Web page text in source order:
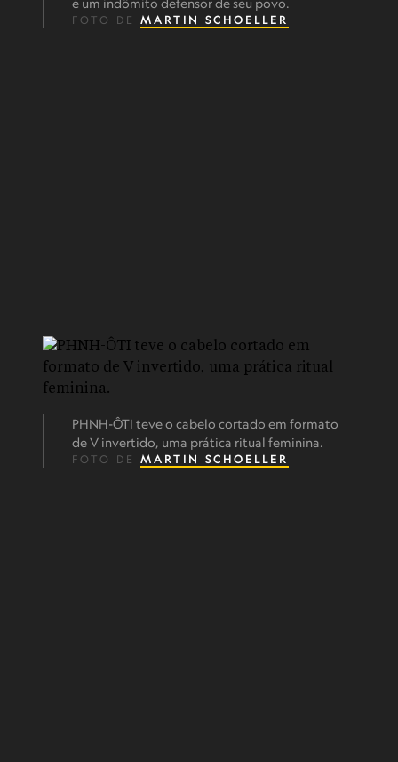
é um indômito defensor de seu povo.
FOTO DE MARTIN SCHOELLER
PHNH-ÔTI teve o cabelo cortado em formato
de V invertido, uma prática ritual feminina.
FOTO DE MARTIN SCHOELLER